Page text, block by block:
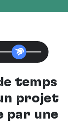
temps
projet
par une